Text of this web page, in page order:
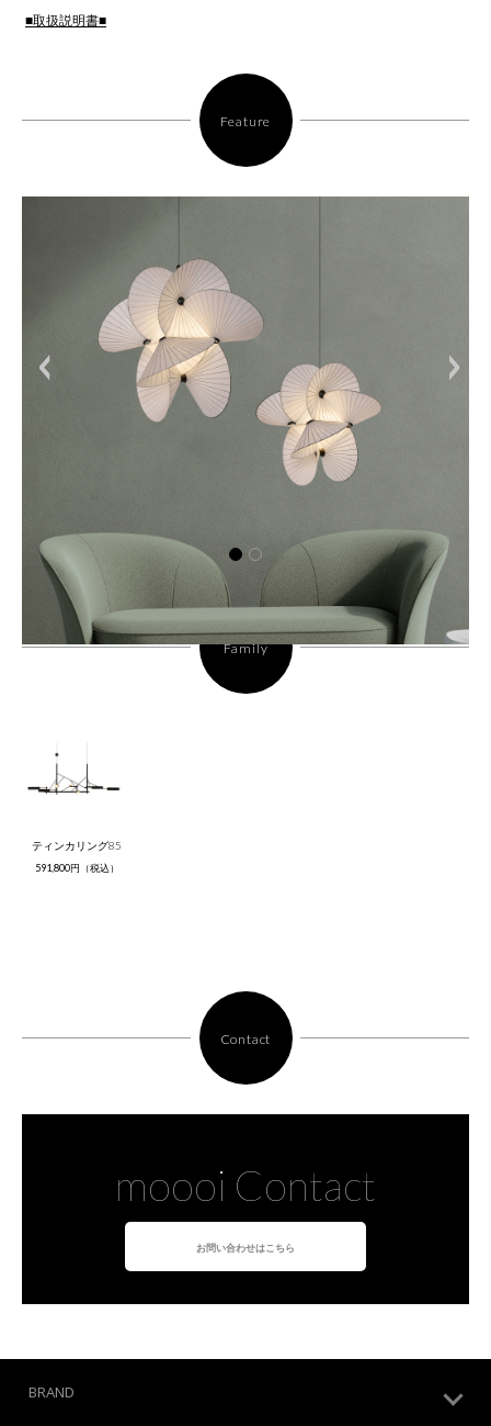
■取扱説明書■
Feature
< >
Family
ティンカリング85
591,800円（税込）
Contact
moooi Contact
お問い合わせはこちら
BRAND